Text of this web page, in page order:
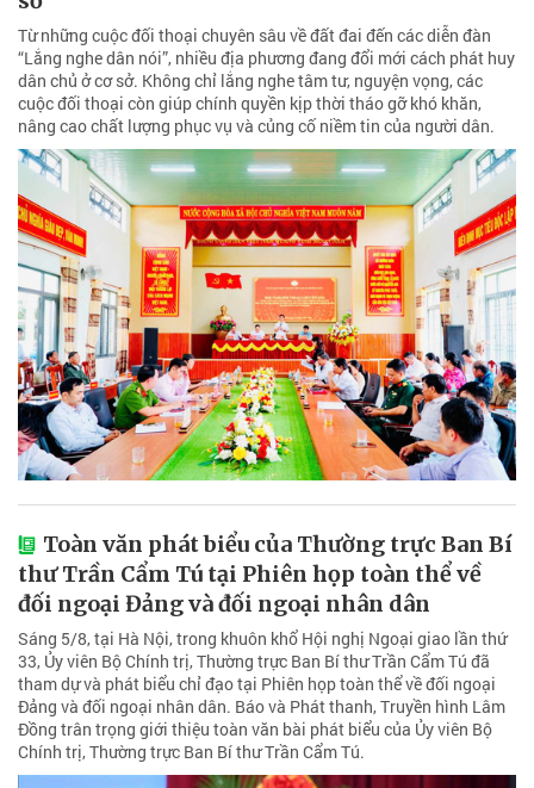
Từ những cuộc đối thoại chuyên sâu về đất đai đến các diễn đàn
“Lắng nghe dân nói”, nhiều địa phương đang đổi mới cách phát huy
dân chủ ở cơ sở. Không chỉ lắng nghe tâm tư, nguyện vọng, các
cuộc đối thoại còn giúp chính quyền kịp thời tháo gỡ khó khăn,
nâng cao chất lượng phục vụ và củng cố niềm tin của người dân.
Toàn văn phát biểu của Thường trực Ban Bí
thư Trần Cẩm Tú tại Phiên họp toàn thể về
đối ngoại Đảng và đối ngoại nhân dân
Sáng 5/8, tại Hà Nội, trong khuôn khổ Hội nghị Ngoại giao lần thứ
33, Ủy viên Bộ Chính trị, Thường trực Ban Bí thư Trần Cẩm Tú đã
tham dự và phát biểu chỉ đạo tại Phiên họp toàn thể về đối ngoại
Đảng và đối ngoại nhân dân. Báo và Phát thanh, Truyền hình Lâm
Đồng trân trọng giới thiệu toàn văn bài phát biểu của Ủy viên Bộ
Chính trị, Thường trực Ban Bí thư Trần Cẩm Tú.